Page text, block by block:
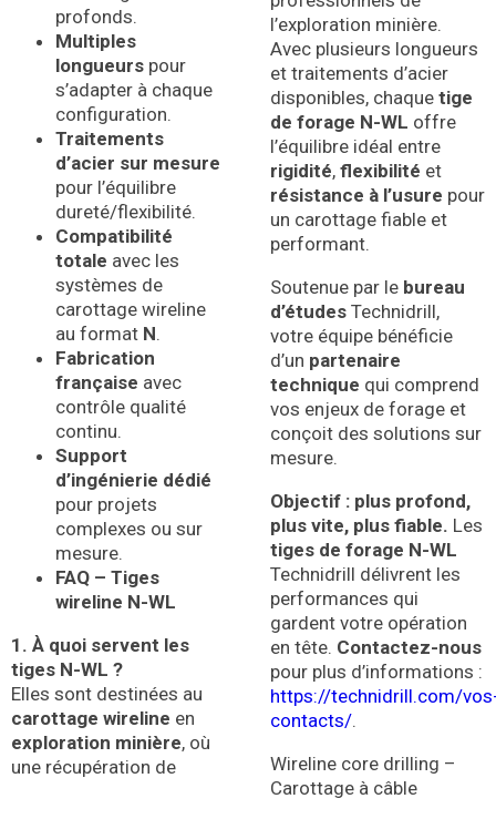
profonds.
Multiples
longueurs pour
s’adapter à chaque
configuration.
Traitements
d’acier sur mesure
pour l’équilibre
dureté/flexibilité.
Compatibilité
totale avec les
systèmes de
carottage wireline
au format N.
Fabrication
française avec
contrôle qualité
continu.
Support
d’ingénierie dédié
pour projets
complexes ou sur
mesure.
FAQ – Tiges
wireline N-WL
1. À quoi servent les
tiges N-WL ?
Elles sont destinées au
carottage wireline en
exploration minière, où
une récupération de
l’exploration minière.
Avec plusieurs longueurs
et traitements d’acier
disponibles, chaque tige
de forage N-WL offre
l’équilibre idéal entre
rigidité, flexibilité et
résistance à l’usure pour
un carottage fiable et
performant.
Soutenue par le bureau
d’études Technidrill,
votre équipe bénéficie
d’un partenaire
technique qui comprend
vos enjeux de forage et
conçoit des solutions sur
mesure.
Objectif : plus profond,
plus vite, plus fiable. Les
tiges de forage N-WL
Technidrill délivrent les
performances qui
gardent votre opération
en tête. Contactez-nous
pour plus d’informations :
https://technidrill.com/
contacts/.
Wireline core drilling –
Carottage à câble